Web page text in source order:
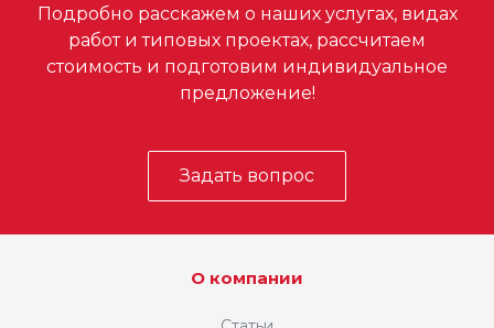
Подробно расскажем о наших услугах, видах
работ и типовых проектах, рассчитаем
стоимость и подготовим индивидуальное
предложение!
Задать вопрос
О компании